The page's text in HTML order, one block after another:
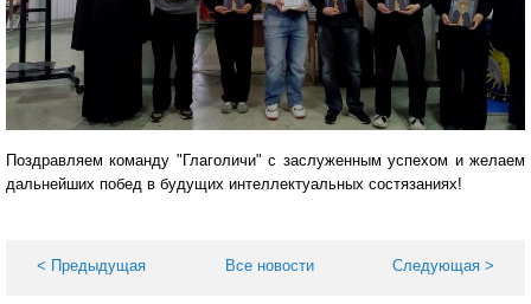
Поздравляем команду "Глаголичи" с заслуженным успехом и желаем
дальнейших побед в будущих интеллектуальных состязаниях!
< Предыдущая Все новости Следующая >